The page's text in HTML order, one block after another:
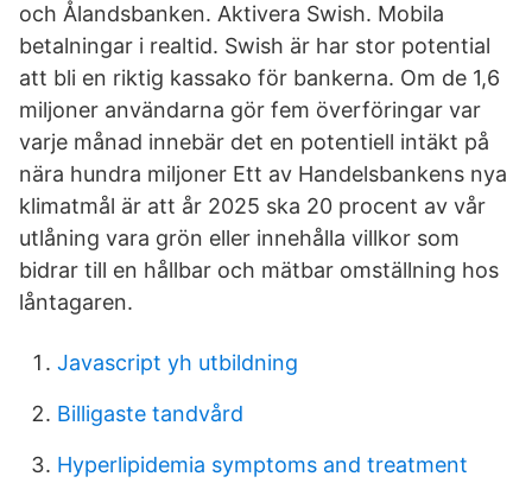
och Ålandsbanken. Aktivera Swish. Mobila
betalningar i realtid. Swish är har stor potential
att bli en riktig kassako för bankerna. Om de 1,6
miljoner användarna gör fem överföringar var
varje månad innebär det en potentiell intäkt på
nära hundra miljoner Ett av Handelsbankens nya
klimatmål är att år 2025 ska 20 procent av vår
utlåning vara grön eller innehålla villkor som
bidrar till en hållbar och mätbar omställning hos
låntagaren.
Javascript yh utbildning
Billigaste tandvård
Hyperlipidemia symptoms and treatment